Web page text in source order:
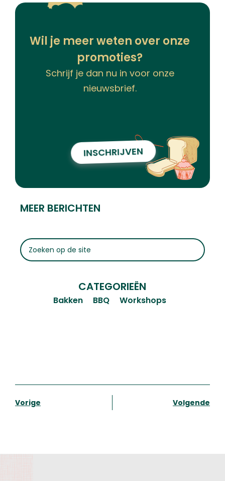
Wil je meer weten over onze
promoties?
Schrijf je dan nu in voor onze
nieuwsbrief.
INSCHRIJVEN
MEER BERICHTEN
CATEGORIEËN
Bakken BBQ Workshops
Vorige Volgende